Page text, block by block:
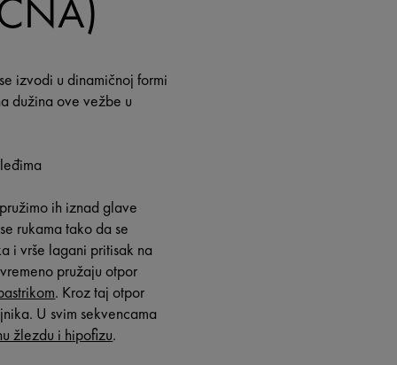
izvodi u dinamičnoj formi
dužina ove vežbe u
ih iznad glave
rukama tako da se
i vrše lagani pritisak na
pružaju otpor
. Kroz taj otpor
U svim sekvencama
žlezdu i hipofizu.